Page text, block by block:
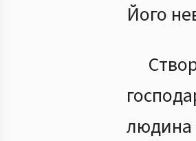
Його
людина